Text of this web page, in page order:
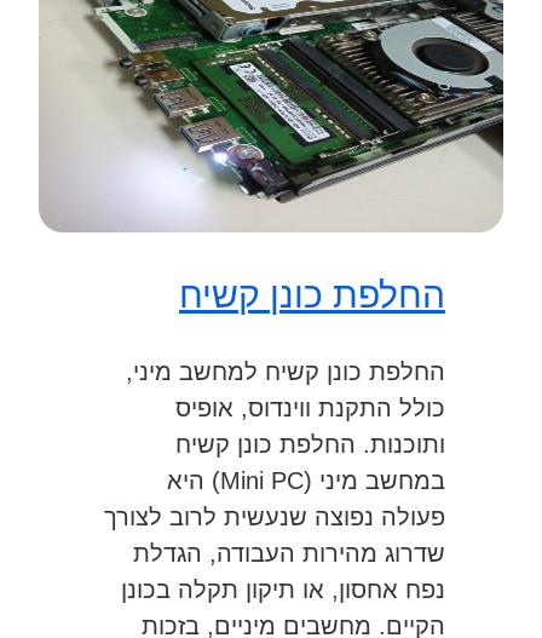
החלפת כונן קשיח
החלפת כונן קשיח למחשב מיני,
כולל התקנת ווינדוס, אופיס
ותוכנות. החלפת כונן קשיח
במחשב מיני (Mini PC) היא
פעולה נפוצה שנעשית לרוב לצורך
שדרוג מהירות העבודה, הגדלת
נפח אחסון, או תיקון תקלה בכונן
הקיים. מחשבים מיניים, בזכות